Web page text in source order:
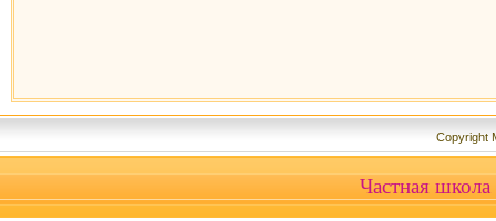
Copyright
Частная